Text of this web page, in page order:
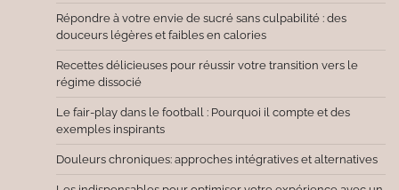
Répondre à votre envie de sucré sans culpabilité : des
douceurs légères et faibles en calories
Recettes délicieuses pour réussir votre transition vers le
régime dissocié
Le fair-play dans le football : Pourquoi il compte et des
exemples inspirants
Douleurs chroniques: approches intégratives et alternatives